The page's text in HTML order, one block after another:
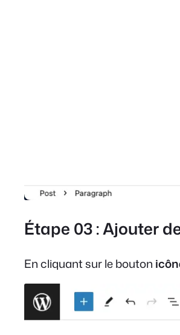
Étape 03 : Ajouter
En cliquant sur le bouton